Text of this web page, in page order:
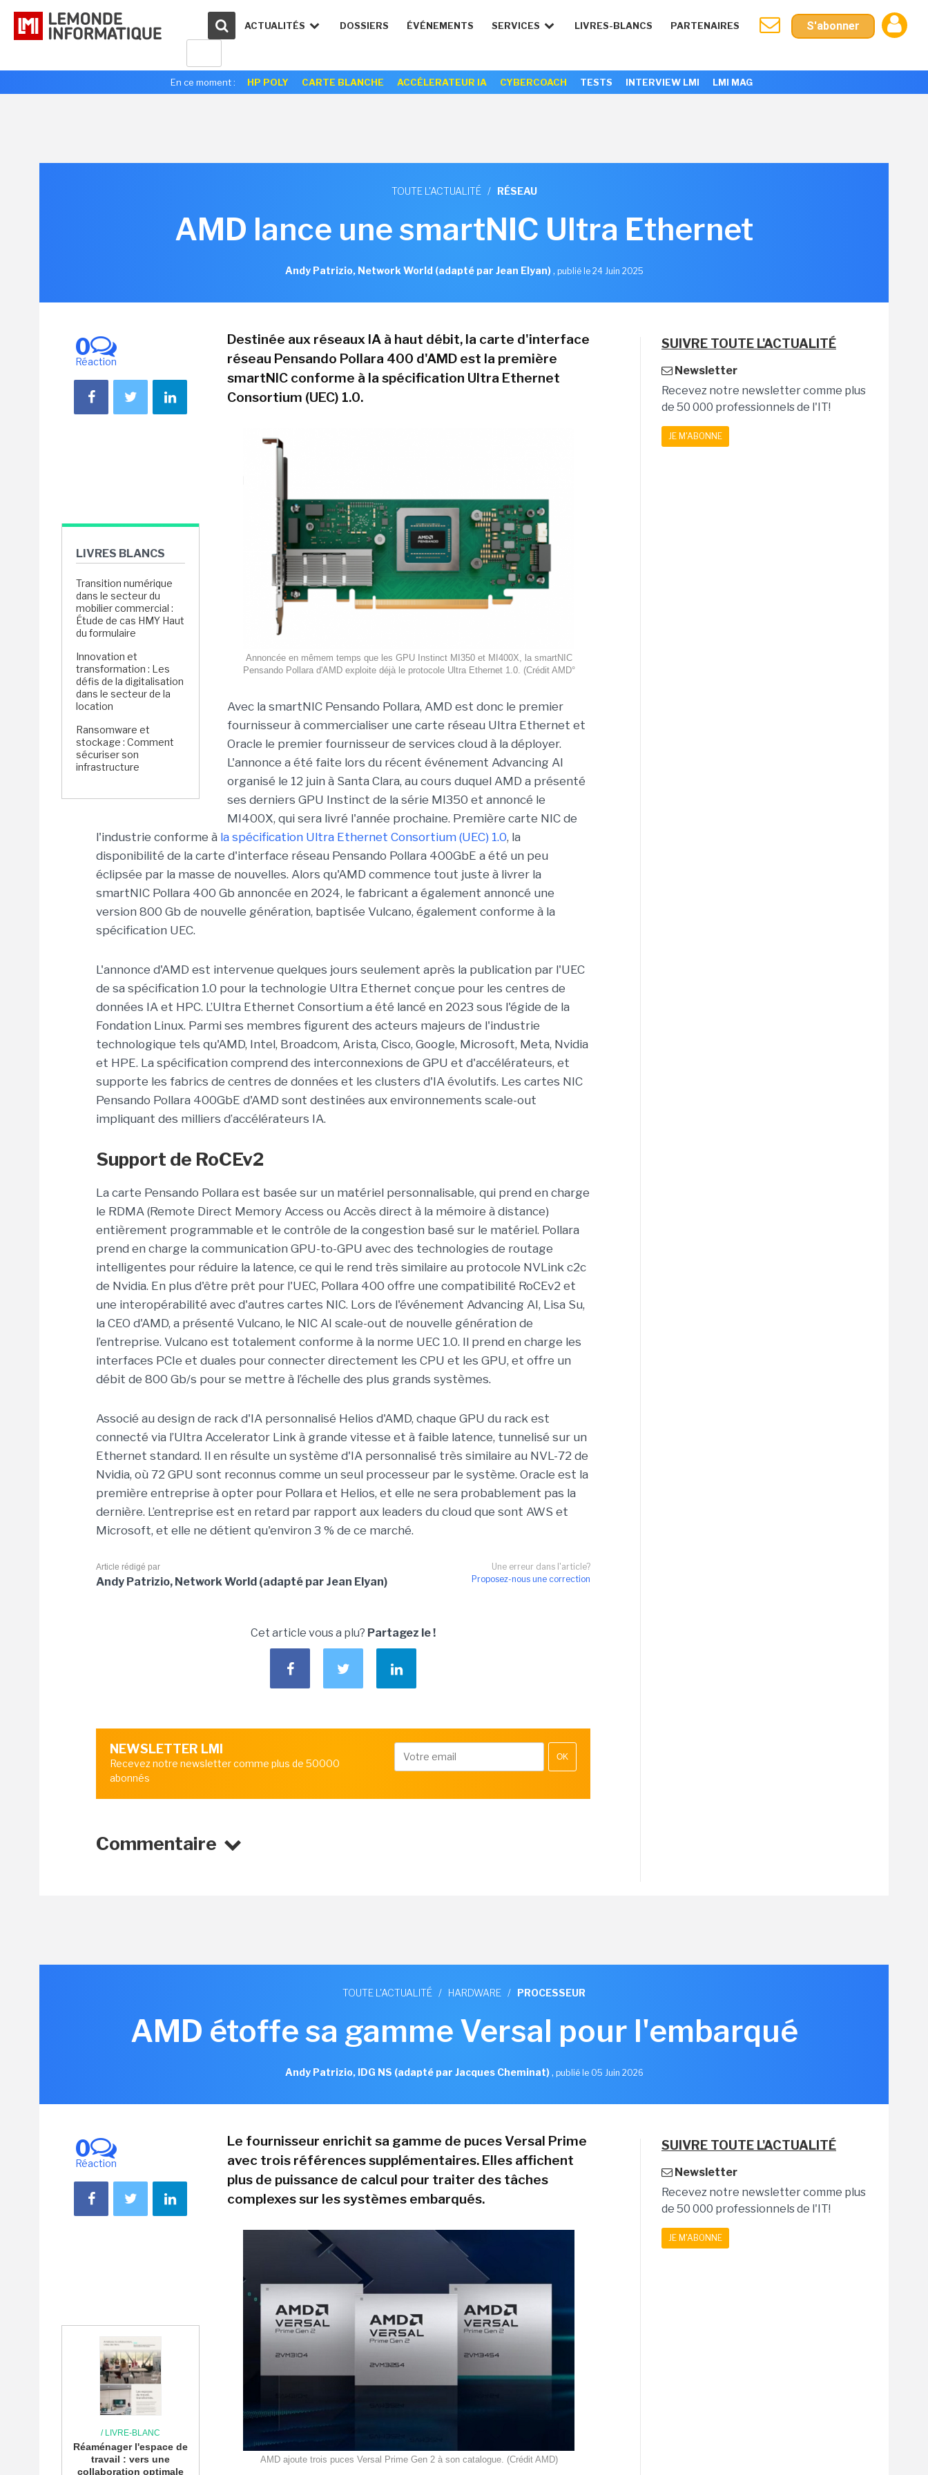
ACTUALITÉS DOSSIERS ÉVÉNEMENTS SERVICES LIVRES-BLANCS PARTENAIRES S'abonner
En ce moment : HP POLY CARTE BLANCHE ACCÉLERATEUR IA CYBERCOACH TESTS INTERVIEW LMI LMI MAG
TOUTE L'ACTUALITÉ / RÉSEAU
AMD lance une smartNIC Ultra Ethernet
Andy Patrizio, Network World (adapté par Jean Elyan), publié le 24 Juin 2025
0
Réaction
LIVRES BLANCS
Transition numérique
dans le secteur du
mobilier commercial :
Étude de cas HMY Haut
du formulaire
Innovation et
transformation : Les
défis de la digitalisation
dans le secteur de la
location
Ransomware et
stockage : Comment
sécuriser son
infrastructure
Destinée aux réseaux IA à haut débit, la carte d'interface
réseau Pensando Pollara 400 d'AMD est la première
smartNIC conforme à la spécification Ultra Ethernet
Consortium (UEC) 1.0.
Annoncée en mêmem temps que les GPU Instinct MI350 et MI400X, la smartNIC
Pensando Pollara d'AMD exploite déjà le protocole Ultra Ethernet 1.0. (Crédit AMD°
Avec la smartNIC Pensando Pollara, AMD est donc le premier
fournisseur à commercialiser une carte réseau Ultra Ethernet et
Oracle le premier fournisseur de services cloud à la déployer.
L'annonce a été faite lors du récent événement Advancing AI
organisé le 12 juin à Santa Clara, au cours duquel AMD a présenté
ses derniers GPU Instinct de la série MI350 et annoncé le
MI400X, qui sera livré l'année prochaine. Première carte NIC de
l'industrie conforme à la spécification Ultra Ethernet Consortium (UEC) 1.0, la
disponibilité de la carte d'interface réseau Pensando Pollara 400GbE a été un peu
éclipsée par la masse de nouvelles. Alors qu'AMD commence tout juste à livrer la
smartNIC Pollara 400 Gb annoncée en 2024, le fabricant a également annoncé une
version 800 Gb de nouvelle génération, baptisée Vulcano, également conforme à la
spécification UEC.
L'annonce d'AMD est intervenue quelques jours seulement après la publication par l'UEC
de sa spécification 1.0 pour la technologie Ultra Ethernet conçue pour les centres de
données IA et HPC. L’Ultra Ethernet Consortium a été lancé en 2023 sous l'égide de la
Fondation Linux. Parmi ses membres figurent des acteurs majeurs de l'industrie
technologique tels qu'AMD, Intel, Broadcom, Arista, Cisco, Google, Microsoft, Meta, Nvidia
et HPE. La spécification comprend des interconnexions de GPU et d'accélérateurs, et
supporte les fabrics de centres de données et les clusters d'IA évolutifs. Les cartes NIC
Pensando Pollara 400GbE d'AMD sont destinées aux environnements scale-out
impliquant des milliers d’accélérateurs IA.
Support de RoCEv2
La carte Pensando Pollara est basée sur un matériel personnalisable, qui prend en charge
le RDMA (Remote Direct Memory Access ou Accès direct à la mémoire à distance)
entièrement programmable et le contrôle de la congestion basé sur le matériel. Pollara
prend en charge la communication GPU-to-GPU avec des technologies de routage
intelligentes pour réduire la latence, ce qui le rend très similaire au protocole NVLink c2c
de Nvidia. En plus d'être prêt pour l'UEC, Pollara 400 offre une compatibilité RoCEv2 et
une interopérabilité avec d'autres cartes NIC. Lors de l'événement Advancing AI, Lisa Su,
la CEO d'AMD, a présenté Vulcano, le NIC AI scale-out de nouvelle génération de
l’entreprise. Vulcano est totalement conforme à la norme UEC 1.0. Il prend en charge les
interfaces PCIe et duales pour connecter directement les CPU et les GPU, et offre un
débit de 800 Gb/s pour se mettre à l’échelle des plus grands systèmes.
Associé au design de rack d'IA personnalisé Helios d'AMD, chaque GPU du rack est
connecté via l’Ultra Accelerator Link à grande vitesse et à faible latence, tunnelisé sur un
Ethernet standard. Il en résulte un système d'IA personnalisé très similaire au NVL-72 de
Nvidia, où 72 GPU sont reconnus comme un seul processeur par le système. Oracle est la
première entreprise à opter pour Pollara et Helios, et elle ne sera probablement pas la
dernière. L’entreprise est en retard par rapport aux leaders du cloud que sont AWS et
Microsoft, et elle ne détient qu'environ 3 % de ce marché.
Une erreur dans l'article?
Proposez-nous une correction
Article rédigé par
Andy Patrizio, Network World (adapté par Jean Elyan)
Cet article vous a plu? Partagez le !
NEWSLETTER LMI
Recevez notre newsletter comme plus de 50000
abonnés
OK
Commentaire
SUIVRE TOUTE L'ACTUALITÉ
Newsletter
Recevez notre newsletter comme plus
de 50 000 professionnels de l'IT!
JE M'ABONNE
TOUTE L'ACTUALITÉ / HARDWARE / PROCESSEUR
AMD étoffe sa gamme Versal pour l'embarqué
Andy Patrizio, IDG NS (adapté par Jacques Cheminat), publié le 05 Juin 2026
0
Réaction
/ LIVRE-BLANC
Réaménager l'espace de
travail : vers une
collaboration optimale
Le fournisseur enrichit sa gamme de puces Versal Prime
avec trois références supplémentaires. Elles affichent
plus de puissance de calcul pour traiter des tâches
complexes sur les systèmes embarqués.
AMD ajoute trois puces Versal Prime Gen 2 à son catalogue. (Crédit AMD)
SUIVRE TOUTE L'ACTUALITÉ
Newsletter
Recevez notre newsletter comme plus
de 50 000 professionnels de l'IT!
JE M'ABONNE